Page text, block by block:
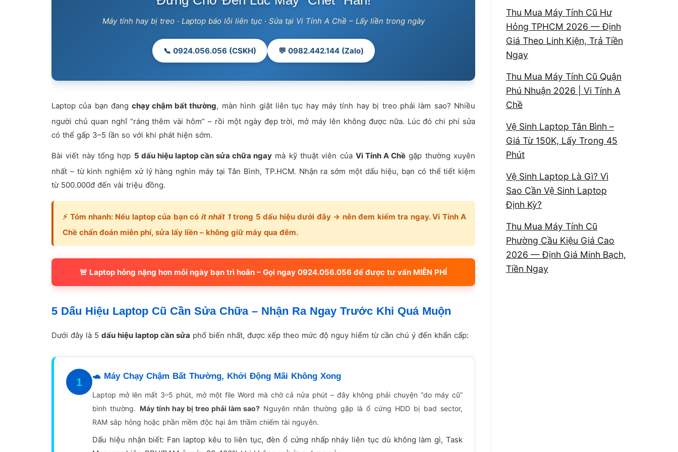
Máy tính hay bị treo · Laptop báo lỗi liên tục · Sửa tại Vi Tính A Chề – Lấy liền trong ngày
📞 0924.056.056 (CSKH) 💬 0982.442.144 (Zalo)
Laptop của bạn đangchạy chậm bất thường, màn hình giật liên tục hay máy tính hay bị treo phải làm sao? Nhiều
người chủ quan nghĩ “ráng thêm vài hôm” – rồi một ngày đẹp trời, mở máy lên không được nữa. Lúc đó chi phí sửa
có thể gấp 3–5 lần so với khi phát hiện sớm.
Bài viết này tổng hợp 5 dấu hiệu laptop cần sửa chữa ngaymà kỹ thuật viên của Vi Tính A Chềgặp thường xuyên
nhất – từ kinh nghiệm xử lý hàng nghìn máy tại Tân Bình, TP.HCM. Nhận ra sớm một dấu hiệu, bạn có thể tiết kiệm
từ 500.000đ đến vài triệu đồng.
⚡ Tóm nhanh:Nếu laptop của bạn có ít nhất 1trong 5 dấu hiệu dưới đây → nên đem kiểm tra ngay. Vi Tính A
Chề chẩn đoán miễn phí, sửa lấy liền – không giữ máy qua đêm.
🚨 Laptop hỏng nặng hơn mỗi ngày bạn trì hoãn – Gọi ngay 0924.056.056 để được tư vấn MIỄN PHÍ
5 Dấu Hiệu Laptop Cũ Cần Sửa Chữa – Nhận Ra Ngay Trước Khi Quá Muộn
Dưới đây là 5 dấu hiệu laptop cần sửa phổ biến nhất, được xếp theo mức độ nguy hiểm từ cần chú ý đến khẩn cấp:
1 🐢 Máy Chạy Chậm Bất Thường, Khởi Động Mãi Không Xong
Laptop mở lên mất 3–5 phút, mở một file Word mà chờ cả nửa phút – đây không phải chuyện “do máy cũ”
bình thường. Máy tính hay bị treo phải làm sao?Nguyên nhân thường gặp là ổ cứng HDD bị bad sector,
RAM sắp hỏng hoặc phần mềm độc hại âm thầm chiếm tài nguyên.
Dấu hiệu nhận biết: Fan laptop kêu to liên tục, đèn ổ cứng nhấp nháy liên tục dù không làm gì, Task
Thu Mua Máy Tính Cũ Hư
Hỏng TPHCM 2026 — Định
Giá Theo Linh Kiện, Trả Tiền
Ngay
Thu Mua Máy Tính Cũ Quận
Phú Nhuận 2026 | Vi Tính A
Chề
Vệ Sinh Laptop Tân Bình –
Giá Từ 150K, Lấy Trong 45
Phút
Vệ Sinh Laptop Là Gì? Vì
Sao Cần Vệ Sinh Laptop
Định Kỳ?
Thu Mua Máy Tính Cũ
Phường Cầu Kiệu Giá Cao
2026 — Định Giá Minh Bạch,
Tiền Ngay